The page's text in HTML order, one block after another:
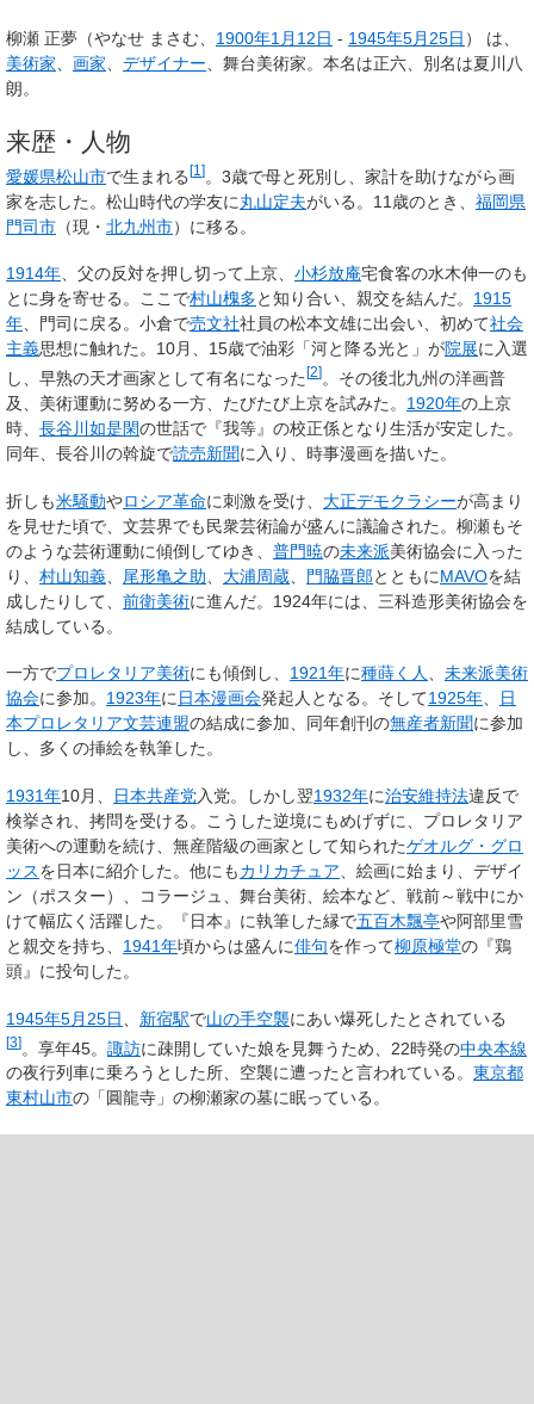
柳瀬 正夢 （やなせ まさむ、 1900年1月12日 - 1945年5月25日 ） は、
美術家
画家 デザイナー 、舞台美術家。本名は正六、別名は夏川八
朗。
来歴・人物
愛媛県松山市で生まれる [1 ] 。3歳で母と死別し、家計を助けながら画
家を志した。松山時代の学友に丸山定夫がいる。11歳のとき、 福岡県
門司市 （現・ 北九州市）に移る。
1914年、父の反対を押し切って上京、 小杉放庵宅食客の水木伸一のも
とに身を寄せる。ここで村山槐多と知り合い、親交を結んだ。 1915
年、門司に戻る。小倉で売文社社員の松本文雄に出会い、初めて社会
主義思想に触れた。10月、15歳で油彩「河と降る光と」が院展に入選
し、早熟の天才画家として有名になった [2] 。その後北九州の洋画普
及、美術運動に努める一方、たびたび上京を試みた。 1920年の上京
時、 長谷川如是閑の世話で『我等』の校正係となり生活が安定した。
同年、長谷川の斡旋で読売新聞に入り、時事漫画を描いた。
折しも米騒動やロシア革命に刺激を受け、 大正デモクラシーが高まり
を見せた頃で、文芸界でも民衆芸術論が盛んに議論された。柳瀬もそ
のような芸術運動に傾倒してゆき、 普門暁の未来派美術協会に入った
り、 村山知義 尾形亀之助 大浦周蔵 門脇晋郎とともにMAVOを結
成したりして、 前衛美術に進んだ。1924年には、三科造形美術協会を
結成している。
一方でプロレタリア美術にも傾倒し、 1921年に種蒔く人、 未来派美術
協会に参加。 1923年に日本漫画会発起人となる。そして1925年、
日
本プロレタリア文芸連盟の結成に参加、同年創刊の無産者新聞に参加
し、多くの挿絵を執筆した。
1931年10月、 日本共産党入党。しかし翌1932年に治安維持法違反で
検挙され、拷問を受ける。こうした逆境にもめげずに、プロレタリア
美術への運動を続け、無産階級の画家として知られたゲオルグ・グロ
ッスを日本に紹介した。他にもカリカチュア 、絵画に始まり、デザイ
ン（ポスター）、コラージュ、舞台美術、絵本など、戦前～戦中にか
けて幅広く活躍した。『日本』に執筆した縁で五百木飄亭や阿部里雪
と親交を持ち、 1941年頃からは盛んに俳句を作って柳原極堂の『鶏
頭』に投句した。
1945年5月25日 新宿駅で山の手空襲にあい爆死したとされている
[3]。享年45。 諏訪に疎開していた娘を見舞うため、22時発の中央本線
の夜行列車に乗ろうとした所、空襲に遭ったと言われている。 東京都
東村山市の「圓龍寺」の柳瀬家の墓に眠っている。